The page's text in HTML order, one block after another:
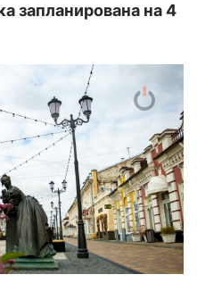
запланирована на 4